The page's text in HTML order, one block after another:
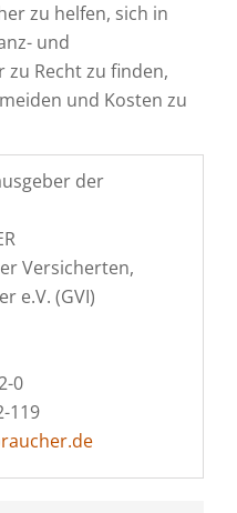
zu helfen, sich in
und
Recht zu finden,
und Kosten zu
der
Versicherten,
e.V. (GVI)
0
119